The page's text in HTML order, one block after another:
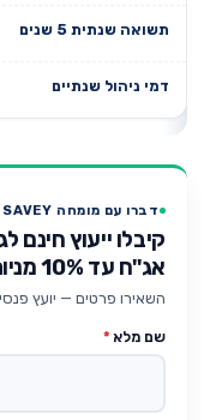
דברו עם מומחה SAVEY
קיבלו ייעוץ
אג''ח עד 10% מניות
השאירו פרטים — יועץ פנסיוני
שם מלא *